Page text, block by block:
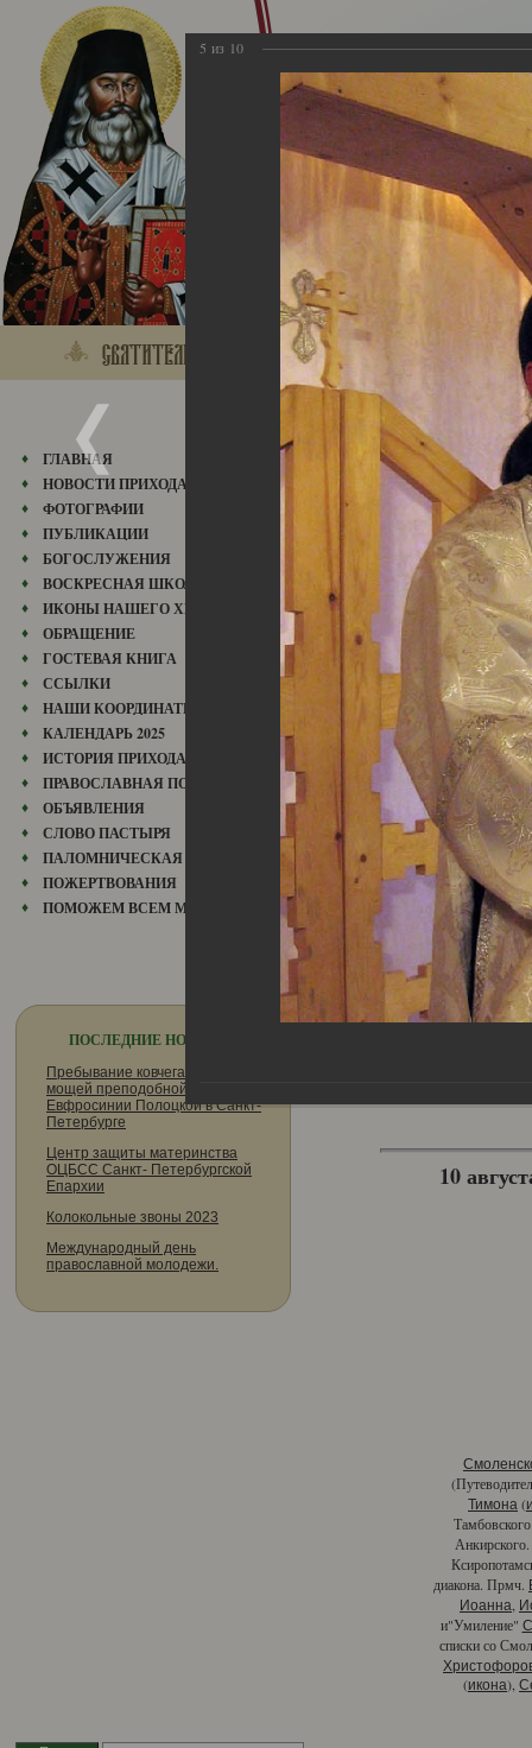
ГЛАВНАЯ
НОВОСТИ ПРИХОДА
ФОТОГРАФИИ
ПУБЛИКАЦИИ
БОГОСЛУЖЕНИЯ
ВОСКРЕСНАЯ ШКОЛА
ИКОНЫ НАШЕГО ХРАМА
ОБРАЩЕНИЕ
ГОСТЕВАЯ КНИГА
ССЫЛКИ
НАШИ КООРДИНАТЫ
КАЛЕНДАРЬ 2025
ИСТОРИЯ ПРИХОДА
ПРАВОСЛАВНАЯ ПОЭЗИЯ
ОБЪЯВЛЕНИЯ
СЛОВО ПАСТЫРЯ
ПАЛОМНИЧЕСКАЯ СЛУЖБА
ПОЖЕРТВОВАНИЯ
ПОМОЖЕМ ВСЕМ МИРОМ
ПОСЛЕДНИЕ НОВОСТИ
Пребывание ковчега с частицей
мощей преподобной
Евфросинии Полоцкой в Санкт-
Петербурге
Центр защиты материнства
ОЦБСС Санкт- Петербургской
Епархии
Колокольные звоны 2023
Международный день
православной молодежи.
01.06.2006
10
Тимона (
диакона. Прмч.
Иоанна
и"Умиление"
списки со
(икона),
5 из 10